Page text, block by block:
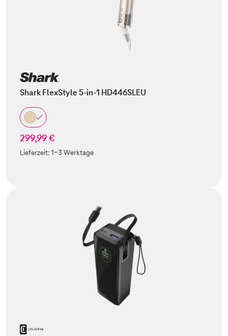
Shark FlexStyle 5-in-1 HD446SLEU
299,99 €
Lieferzeit:1-3 Werktage